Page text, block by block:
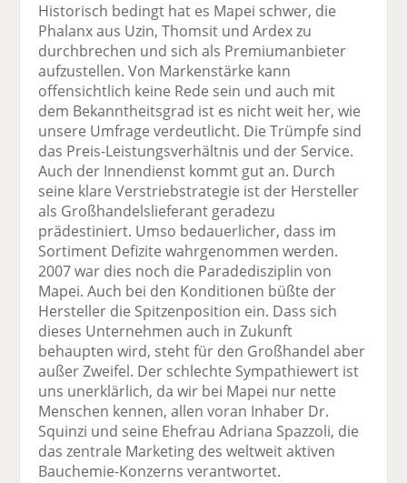
Historisch bedingt hat es Mapei schwer, die
Phalanx aus Uzin, Thomsit und Ardex zu
durchbrechen und sich als Premiumanbieter
aufzustellen. Von Markenstärke kann
offensichtlich keine Rede sein und auch mit
dem Bekanntheitsgrad ist es nicht weit her, wie
unsere Umfrage verdeutlicht. Die Trümpfe sind
das Preis-Leistungsverhältnis und der Service.
Auch der Innendienst kommt gut an. Durch
seine klare Verstriebstrategie ist der Hersteller
als Großhandelslieferant geradezu
prädestiniert. Umso bedauerlicher, dass im
Sortiment Defizite wahrgenommen werden.
2007 war dies noch die Paradedisziplin von
Mapei. Auch bei den Konditionen büßte der
Hersteller die Spitzenposition ein. Dass sich
dieses Unternehmen auch in Zukunft
behaupten wird, steht für den Großhandel aber
außer Zweifel. Der schlechte Sympathiewert ist
uns unerklärlich, da wir bei Mapei nur nette
Menschen kennen, allen voran Inhaber Dr.
Squinzi und seine Ehefrau Adriana Spazzoli, die
das zentrale Marketing des weltweit aktiven
Bauchemie-Konzerns verantwortet.